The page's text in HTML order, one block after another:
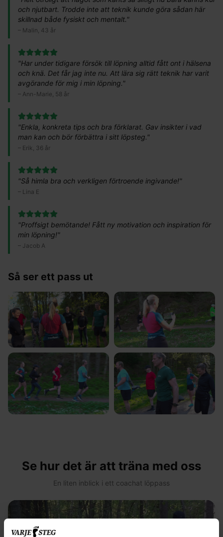
och njutbart. Trodde inte att teknik kunde göra sådan här
skillnad både fysiskt och mentalt."
– Malin, 43 år
"Har under tidigare försök till löpning alltid fått ont i hälsena
och knä. Det får jag inte nu. Att lära sig rätt teknik har varit
avgörande för mig i min löpning."
– Ann-Marie, 58 år
"Enkla, konkreta tips och bra förklarat. Gav insikter i vad
man kan och bör förbättra i sitt löpsteg."
– Erik, 36 år
"Så himla bra och verkligen förtroende ingivande!"
– Lina E
"Proffsigt bemötande! Fått ny motivation och inspiration för
min löpning!"
– Jacob A
Så ser ett pass ut
Se hur det är att träna med oss
En liten inblick i ett coachat löppass